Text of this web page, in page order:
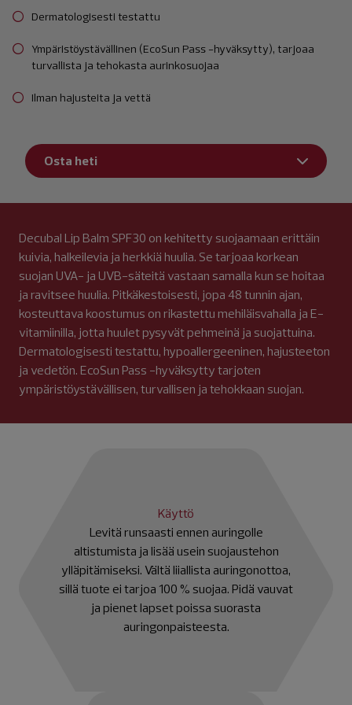
Dermatologisesti testattu
Ympäristöystävällinen (EcoSun Pass -hyväksytty), tarjoaa
turvallista ja tehokasta aurinkosuojaa
Ilman hajusteita ja vettä
Osta heti
Decubal Lip Balm SPF30 on kehitetty suojaamaan erittäin
kuivia, halkeilevia ja herkkiä huulia. Se tarjoaa korkean
suojan UVA- ja UVB-säteitä vastaan samalla kun se hoitaa
ja ravitsee huulia. Pitkäkestoisesti, jopa 48 tunnin ajan,
kosteuttava koostumus on rikastettu mehiläisvahalla ja E-
vitamiinilla, jotta huulet pysyvät pehmeinä ja suojattuina.
Dermatologisesti testattu, hypoallergeeninen, hajusteeton
ja vedetön. EcoSun Pass -hyväksytty tarjoten
ympäristöystävällisen, turvallisen ja tehokkaan suojan.
Käyttö
Levitä runsaasti ennen auringolle
altistumista ja lisää usein suojaustehon
ylläpitämiseksi. Vältä liiallista auringonottoa,
sillä tuote ei tarjoa 100 % suojaa. Pidä vauvat
ja pienet lapset poissa suorasta
auringonpaisteesta.